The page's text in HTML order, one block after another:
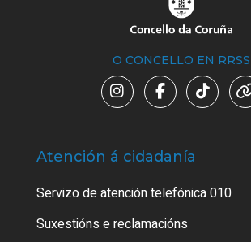
O CONCELLO EN RRSS
Atención á cidadanía
Servizo de atención telefónica 010
Suxestións e reclamacións